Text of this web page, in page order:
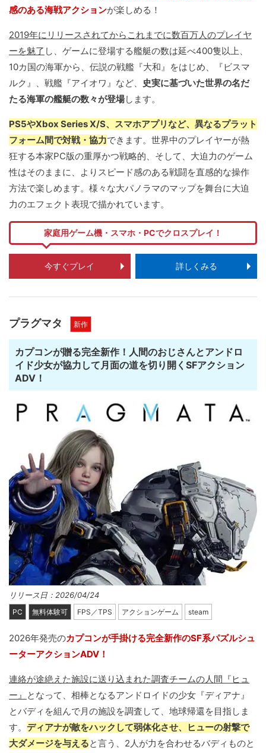
感のある海戦アクションが楽しめる！
2019年にリリースされてからこれまでに数百万人のプレイヤ
ーを魅了 し、ゲームに登場する艦艇の数は延べ400隻以上、
10カ国の海軍から、伝説の戦艦『大和』をはじめ、『ビスマ
ルク』、戦艦『アイオワ』など、
史実に基づいた世界の名だ
たる海軍の艦艇の数々が登場します。
PS5やXbox Series X/S、スマホアプリなど、異なるプラット
フォーム間で対戦・協力できます。世界中のプレイヤーが熱
狂する本家PC版の重厚かつ戦略的、そして、大迫力のゲーム
性はそのままに、よりスピード感のある戦闘を直感的な操作
方法で楽しめます。様々な大パノラマのマップを舞台に大迫
力のエフェクト表現で描かれています。
家庭用ゲーム機・スマホ・PCでクロスプレイ！
今すぐプレイ 詳しくみる
プラグマタ 新作
カプコンが贈る完全新作！人間のおじさんとアンドロ
イド少女が協力して月面の道を切り開くSFアクション
ADV！
リリース日：2026/04/24
PC 無料体験可 FPS／TPS アクションゲーム steam
2026年発売のカプコンが手掛ける完全新作のSF系パズルシュ
ーターアクションADV！
連絡が途絶えた施設に送り込まれた調査チームの人間『ヒュ
ー』 となって、相棒となるアンドロイドの少女『ディアナ』
とバディを組んで月の施設を調査して、地球帰還を目指しま
す。 ディアナが敵をハックして弱体化させ、ヒューの射撃で
大ダメージを与えると言う、2人が力を合わせるバディものと